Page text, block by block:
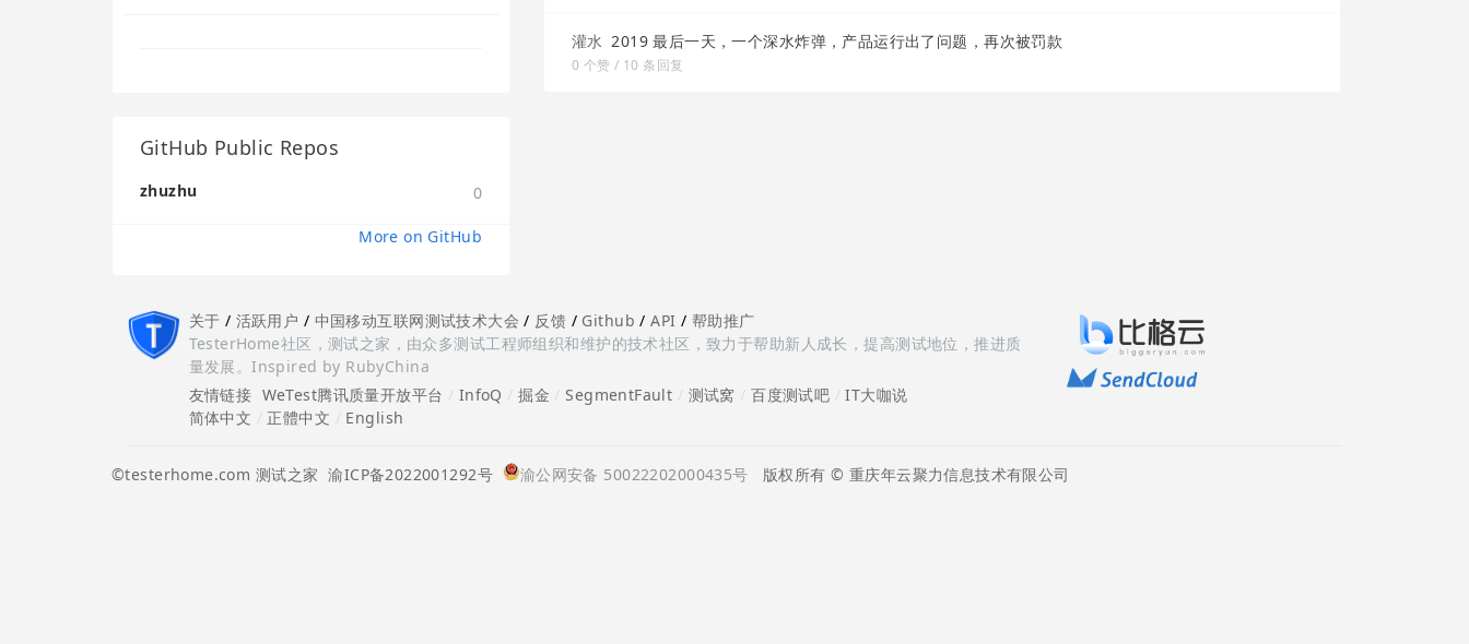
GitHub Public Repos
zhuzhu 0
More on GitHub
灌水 2019 最后一天，一个深水炸弹，产品运行出了问题，再次被罚款
0 个赞 / 10 条回复
关于 / 活跃用户 / 中国移动互联网测试技术大会 / 反馈 / Github /API / 帮助推广
TesterHome社区，测试之家，由众多测试工程师组织和维护的技术社区，致力于帮助新人成长，提高测试地位，推进质
量发展。Inspired by RubyChina
友情链接 WeTest腾讯质量开放平台 InfoQ /掘金 /SegmentFault 测试窝 /百度测试吧 /IT大咖说
简体中文
正體中文 English
©testerhome.com 测试之家 渝ICP备2022001292号 渝公网安备 50022202000435号 版权所有 © 重庆年云聚力信息技术有限公司